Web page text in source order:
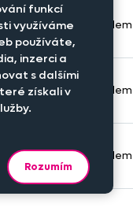
39 Kč Skladem
59 Kč Skladem
110 Kč Skladem
funkcí
využíváme
používáte,
inzerci a
s dalšími
získali v
Rozumím